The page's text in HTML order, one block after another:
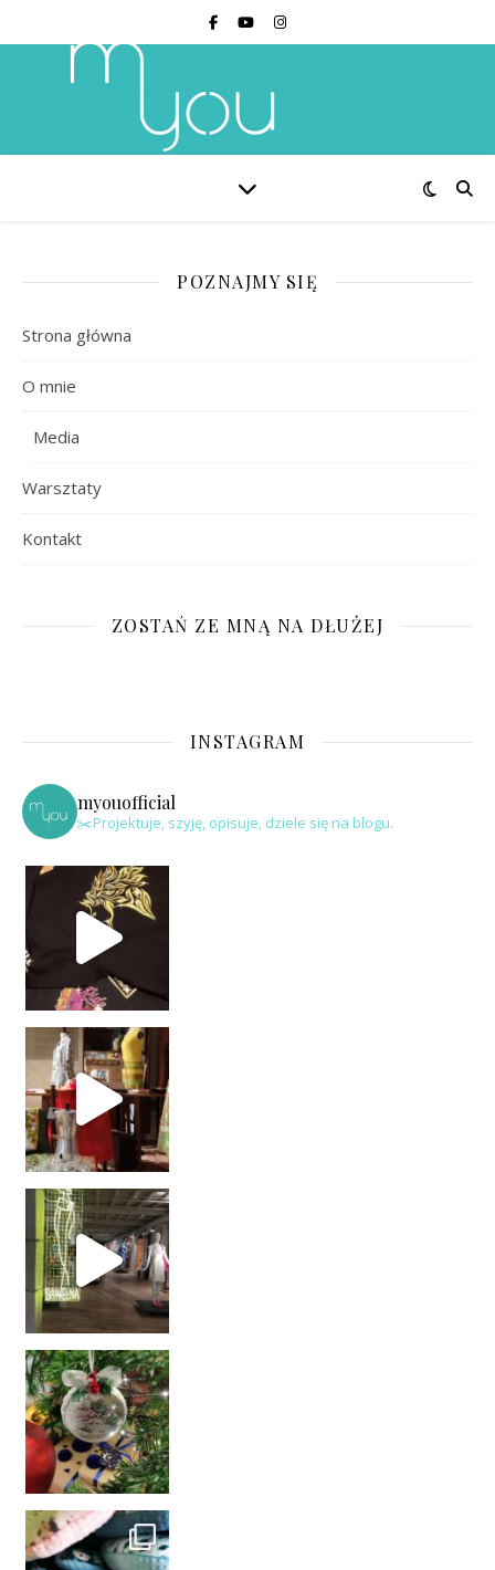
POZNAJMY SIĘ
Strona główna
O mnie
Media
Warsztaty
Kontakt
ZOSTAŃ ZE MNĄ NA DŁUŻEJ
INSTAGRAM
myouofficial
✂️Projektuje, szyję, opisuje, dziele się na blogu.